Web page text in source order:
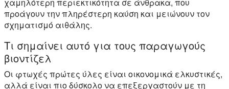
προάγουν την πληρέστερη καύση και μειώνουν τον
σχηματισμό αιθάλης.
Τι σημαίνει αυτό για τους παραγωγούς
βιοντίζελ
Οι φτωχές πρώτες ύλες είναι οικονομικά ελκυστικές,
αλλά είναι πιο δύσκολο να επεξεργαστούν με τη